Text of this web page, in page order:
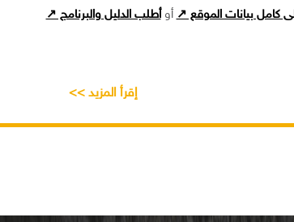
كامل بيانات الموقع ↗ أوأطلب الدليل والبرنامج ↗
إقرأ المزيد >>